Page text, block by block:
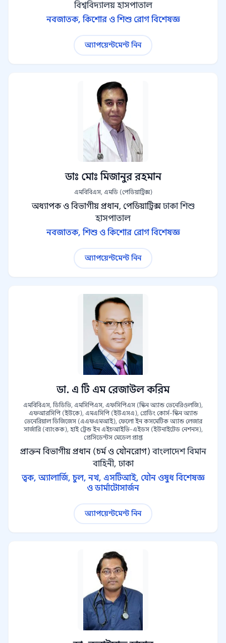
বিশ্ববিদ্যালয় হাসপাতাল
নবজাতক, কিশোর ও শিশু রোগ বিশেষজ্ঞ
অ্যাপয়েন্টমেন্ট নিন
ডাঃ মোঃ মিজানুর রহমান
এমবিবিএস, এমডি (পেডিয়াট্রিক্স)
অধ্যাপক ও বিভাগীয় প্রধান, পেডিয়াট্রিক্স ঢাকা শিশু
হাসপাতাল
নবজাতক, শিশু ও কিশোর রোগ বিশেষজ্ঞ
অ্যাপয়েন্টমেন্ট নিন
ডা. এ টি এম রেজাউল করিম
এমবিবিএস, ডিডিভি, এমসিপিএস, এফসিপিএস (স্কিন অ্যান্ড ভেনেরিওলজি),
এফআরসিপি (ইউকে), এমএসিপি (ইউএসএ), গ্রেডিং কোর্স-স্কিন অ্যান্ড
ভেনেরিয়াল ডিজিজেস (এএফএমআই), ফেলো ইন কসমেটিক অ্যান্ড লেজার
সার্জারি (ব্যাংকক), হাই ট্রেন্ড ইন এইচআইভি-এইডস (ইউনাইটেড নেশনস),
প্রেসিডেন্টস মেডেল প্রাপ্ত
প্রাক্তন বিভাগীয় প্রধান (চর্ম ও যৌনরোগ) বাংলাদেশ বিমান
বাহিনী, ঢাকা
ত্বক, অ্যালার্জি, চুল, নখ, এসটিআই, যৌন ওষুধ বিশেষজ্ঞ
ও ডার্মাটোসার্জন
অ্যাপয়েন্টমেন্ট নিন